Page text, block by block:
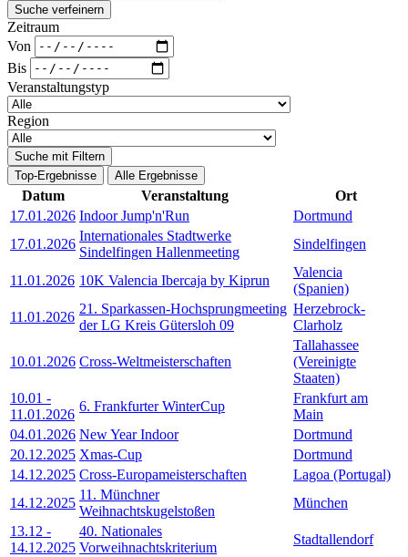
Suche verfeinern
Zeitraum
Von
Bis
Veranstaltungstyp
Region
Suche mit Filtern
Top-Ergebnisse
Alle Ergebnisse
Datum Veranstaltung
Ort
17.01.2026 Indoor Jump'n'Run
Dortmund
17.01.2026
Internationales Stadtwerke
Sindelfingen Hallenmeeting
Sindelfingen
11.01.2026 10K Valencia Ibercaja by Kiprun
Valencia
(Spanien)
11.01.2026
21. Sparkassen-Hochsprungmeeting
der LG Kreis Gütersloh 09
Herzebrock-
Clarholz
10.01.2026 Cross-Weltmeisterschaften
Tallahassee
(Vereinigte
Staaten)
10.01 -
11.01.2026
6. Frankfurter WinterCup
Frankfurt am
Main
04.01.2026 New Year Indoor
Dortmund
20.12.2025 Xmas-Cup
Dortmund
14.12.2025 Cross-Europameisterschaften
Lagoa (Portugal)
14.12.2025
11. Münchner
Weihnachtskugelstoßen
München
13.12 -
14.12.2025
40. Nationales
Vorweihnachtskriterium
Stadtallendorf